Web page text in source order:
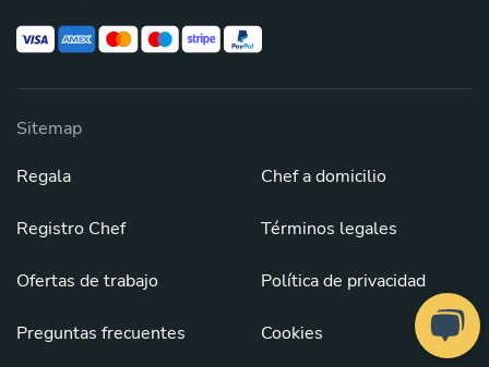
Sitemap
Regala
Registro Chef
Ofertas de trabajo
Preguntas frecuentes
Chef a domicilio
Términos legales
Política de privacidad
Cookies